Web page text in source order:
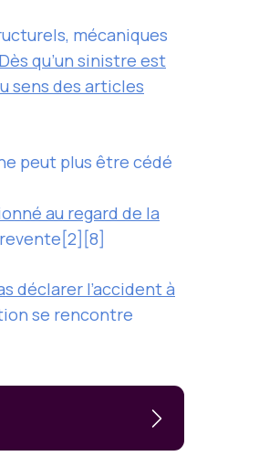
mécaniques
Dès qu’un sinistre est
sens des articles
peut plus être cédé
au regard de la
déclarer l’accident à
se rencontre